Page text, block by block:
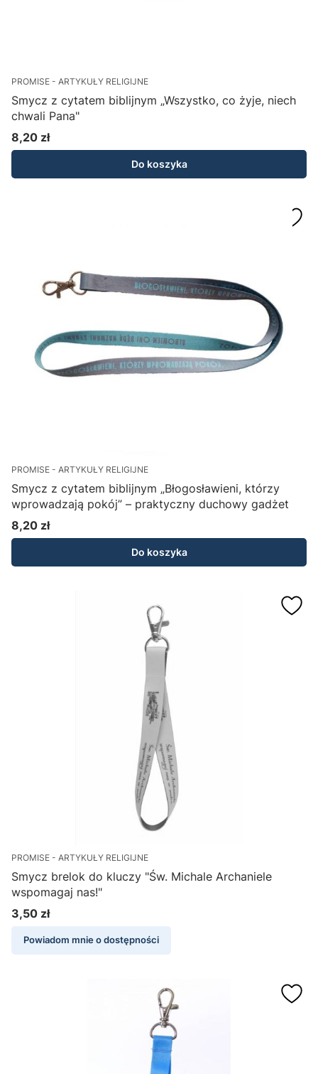
PROMISE - ARTYKUŁY RELIGIJNE
Smycz z cytatem biblijnym „Wszystko, co żyje, niech
chwali Pana"
Cena
8,20 zł
Do koszyka
PROMISE - ARTYKUŁY RELIGIJNE
Smycz z cytatem biblijnym „Błogosławieni, którzy
wprowadzają pokój” – praktyczny duchowy gadżet
Cena
8,20 zł
Do koszyka
PROMISE - ARTYKUŁY RELIGIJNE
Smycz brelok do kluczy "Św. Michale Archaniele
wspomagaj nas!"
Cena
3,50 zł
Powiadom mnie o dostępności